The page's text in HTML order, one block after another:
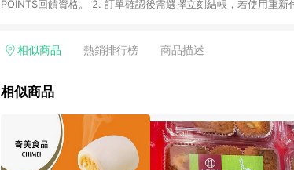
POINTS回饋資格。 2. 訂單確認後需選擇立刻結帳，若使用重
留時間內聯絡客服中心，並由康達盛通生活事業股份有限公司方
相似商品 熱銷排行榜 商品描述
相似商品